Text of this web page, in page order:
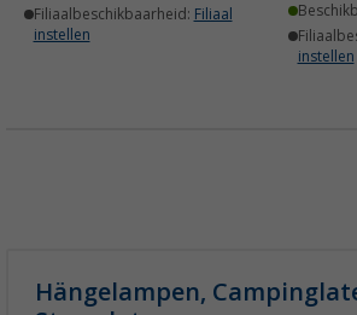
Filiaalbeschikbaarheid: Filiaal
instellen
instellen
Hängelampen,